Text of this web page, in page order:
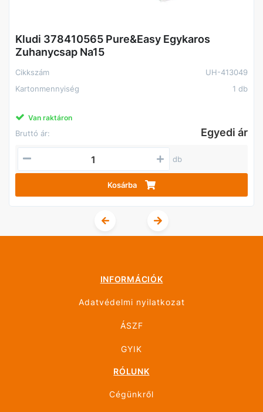
Kludi 378410565 Pure&Easy Egykaros
Zuhanycsap Na15
Cikkszám
UH-413049
Kartonmennyiség
1 db
Van raktáron
Bruttó ár: Egyedi ár
db
Kosárba
INFORMÁCIÓK
Adatvédelmi nyilatkozat
ÁSZF
GYIK
RÓLUNK
Cégünkről